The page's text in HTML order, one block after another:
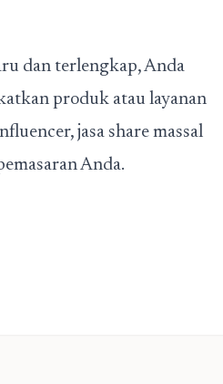
dan terlengkap, Anda
produk atau layanan
jasa share massal
Anda.